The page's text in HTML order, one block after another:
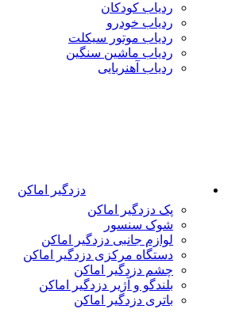
ردیاب کودکان
ردیاب خودرو
ردیاب موتور سیکلت
ردیاب ماشین سنگین
ردیاب آهنربایی
دزدگیر اماکن
پک دزدگیر اماکن
شوک سنسور
لوازم جانبی دزدگیر اماکن
دستگاه مرکزی دزدگیر اماکن
چشم دزدگیر اماکن
بلندگو و آژیر دزدگیر اماکن
باتری دزدگیر اماکن